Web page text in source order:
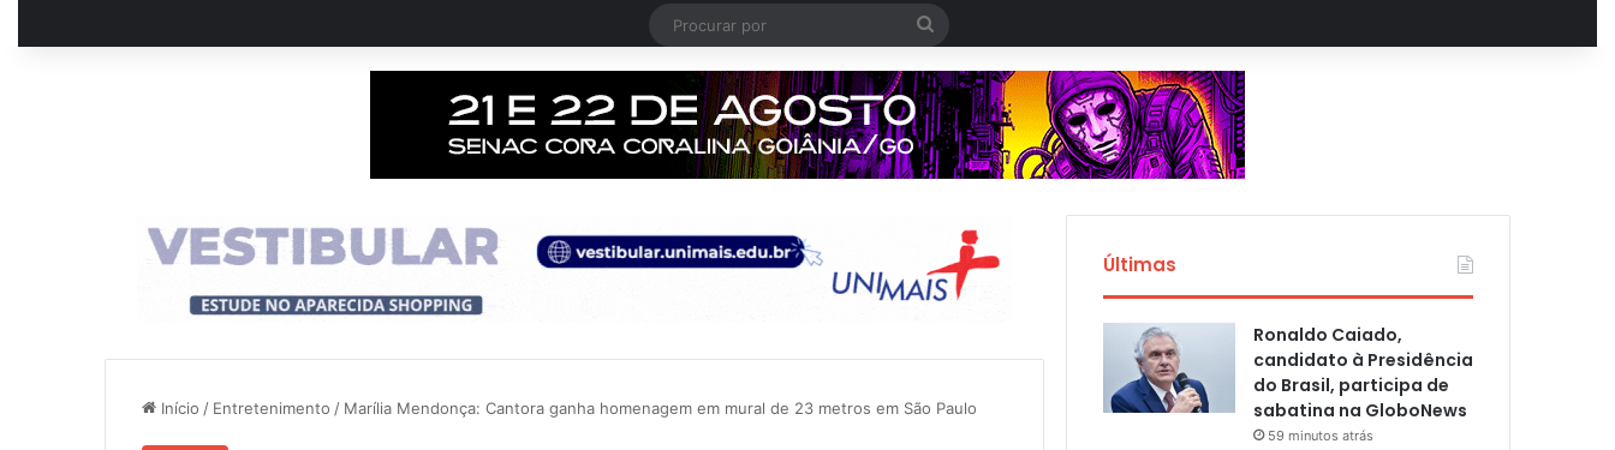
Procurar
por
Início / Entretenimento / Marília Mendonça: Cantora ganha homenagem em mural de 23 metros em São Paulo
Últimas
Ronaldo Caiado,
candidato à Presidência
do Brasil, participa de
sabatina na GloboNews
59 minutos atrás